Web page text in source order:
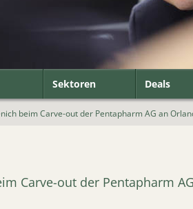
Sektoren Deals
beim Carve-out der Pentapharm AG an
Carve-out der Pentapharm